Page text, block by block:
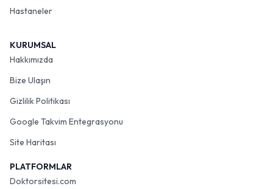
Hastaneler
KURUMSAL
Hakkımızda
Bize Ulaşın
Gizlilik Politikası
Google Takvim Entegrasyonu
Site Haritası
PLATFORMLAR
Doktorsitesi.com